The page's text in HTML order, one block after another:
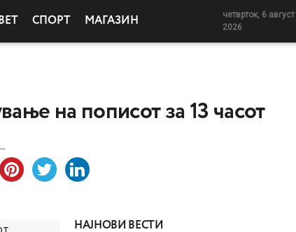
СПОРТ МАГАЗИН
четврток, 6 август
2026
на пописот за 13 часот
НАЈНОВИ ВЕСТИ